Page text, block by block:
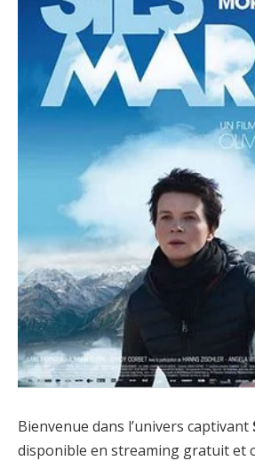
Bienvenue dans l’univers captivant
disponible en streaming gratuit et